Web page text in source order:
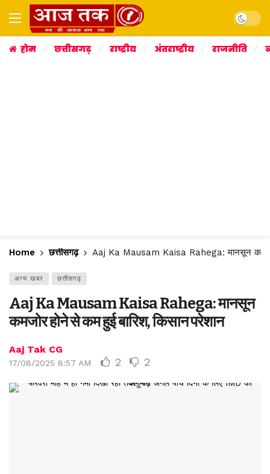
Dark
होम छत्तीसगढ़ राष्ट्रीय अंतराष्ट्रीय राजनीति
Home छत्तीसगढ़ Aaj Ka Mausam Kaisa Rahega: मानसून
अन्य खबर छत्तीसगढ़
Aaj Ka Mausam Kaisa Rahega: मानसून
कमजोर होने से कम हुई बारिश, किसान परेशान
Aaj Tak CG
17/08/2025 8:57 AM 2 2